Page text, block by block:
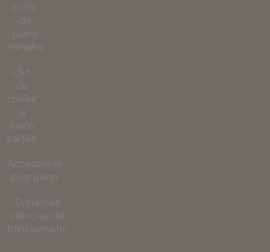
École
de
piano
Yamaha
L’Art
de
choisir
le
piano
parfait
Accessoires
pour piano
Systèmes
silencieux et
transacoustic